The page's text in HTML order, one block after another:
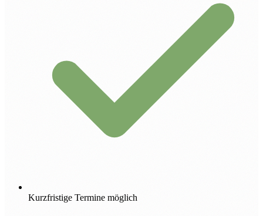
Kurzfristige Termine möglich